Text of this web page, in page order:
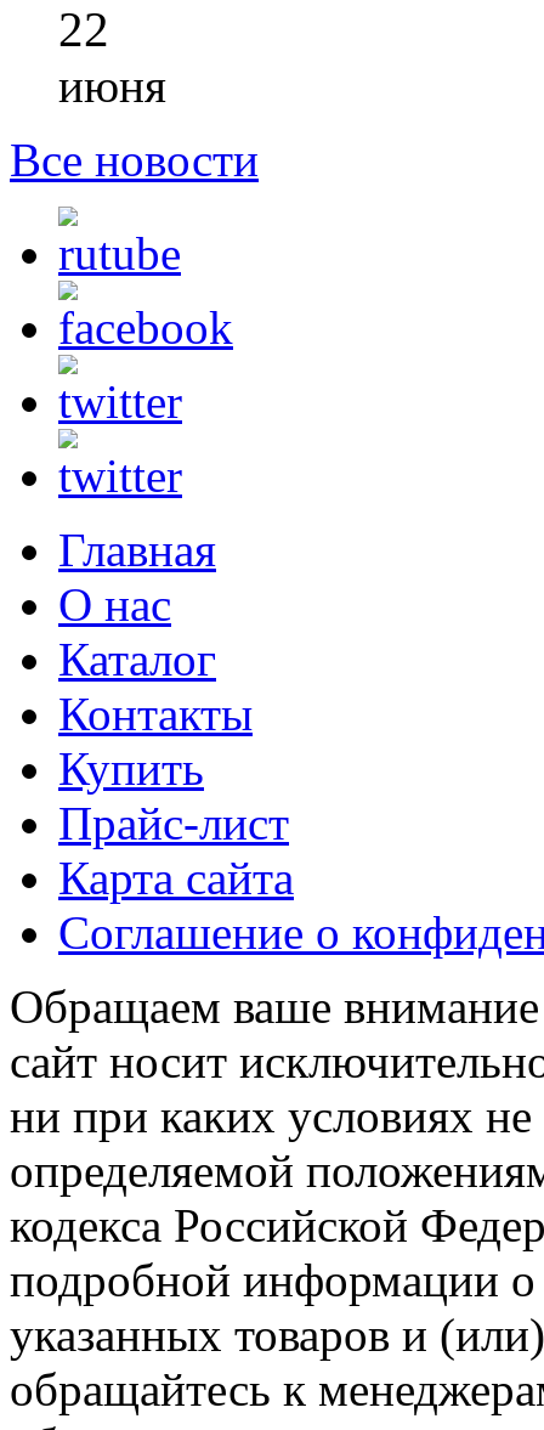
22
июня
Все новости
Главная
О нас
Каталог
Контакты
Купить
Прайс-лист
Карта сайта
Соглашение о
Обращаем ваше
сайт носит
ни при каких условиях
определяемой
кодекса Российской
подробной информации
указанных товаров и
обращайтесь к